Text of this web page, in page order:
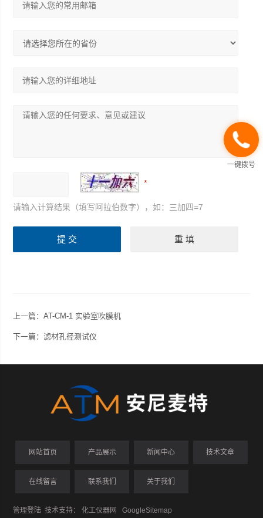
请输入计算结果（填写阿拉伯数字），如：三加四=7
上一篇：AT-CM-1 实验室吹膜机
下一篇： 滤材孔径测试仪
网站首页 产品展示 新闻中心 技术文章
在线留言 联系我们 关于我们
管理登陆 技术支持：化工仪器网 GoogleSitemap
一键拨号